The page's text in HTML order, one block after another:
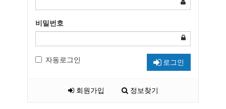
비밀번호
자동로그인 로그인
회원가입 정보찾기